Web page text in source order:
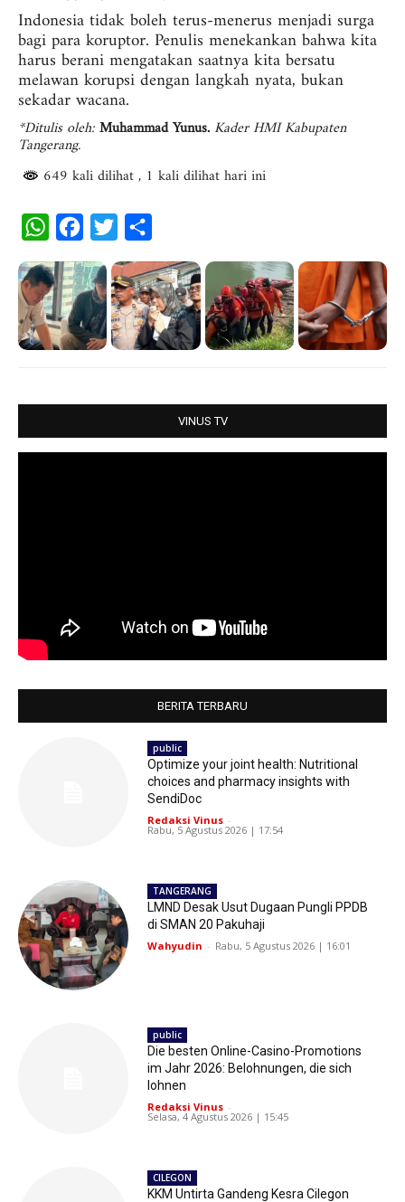
Indonesia tidak boleh terus-menerus menjadi surga
bagi para koruptor. Penulis menekankan bahwa kita
harus berani mengatakan saatnya kita bersatu
melawan korupsi dengan langkah nyata, bukan
sekadar wacana.
*Ditulis oleh:Muhammad Yunus.Kader HMI Kabupaten
Tangerang.
649 kali dilihat, 1 kali dilihat hari ini
W
a
t
s
c
e
b
i
t
t
a
r
e
VINUS TV
BERITA TERBARU
public
Optimize your joint health: Nutritional
choices and pharmacy insights with
SendiDoc
Redaksi Vinus -
Rabu, 5 Agustus 2026 | 17:54
TANGERANG
LMND Desak Usut Dugaan Pungli PPDB
di SMAN 20 Pakuhaji
Wahyudin - Rabu, 5 Agustus 2026 | 16:01
public
Die besten Online-Casino-Promotions
im Jahr 2026: Belohnungen, die sich
lohnen
Redaksi Vinus -
Selasa, 4 Agustus 2026 | 15:45
CILEGON
KKM Untirta Gandeng Kesra Cilegon